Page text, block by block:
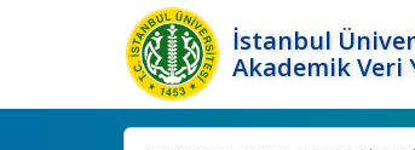
İstanbul
Akademik Veri
Ara